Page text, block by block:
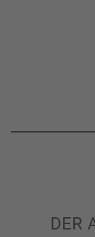
DER